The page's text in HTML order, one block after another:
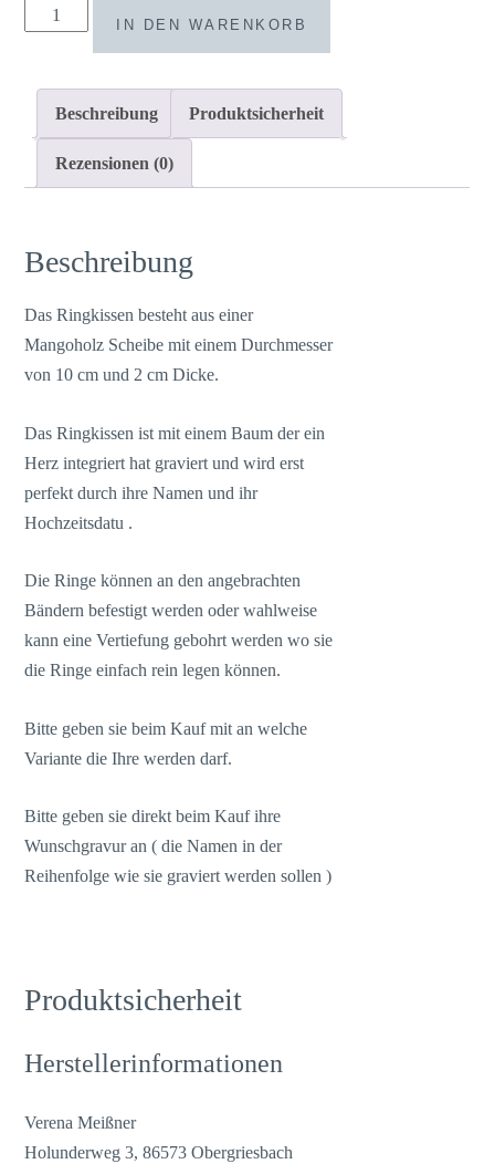
Ringkissen
Herz
Menge
IN DEN WARENKORB
Beschreibung Produktsicherheit
Rezensionen (0)
Beschreibung
Das Ringkissen besteht aus einer
Mangoholz Scheibe mit einem Durchmesser
von 10 cm und 2 cm Dicke.
Das Ringkissen ist mit einem Baum der ein
Herz integriert hat graviert und wird erst
perfekt durch ihre Namen und ihr
Hochzeitsdatu .
Die Ringe können an den angebrachten
Bändern befestigt werden oder wahlweise
kann eine Vertiefung gebohrt werden wo sie
die Ringe einfach rein legen können.
Bitte geben sie beim Kauf mit an welche
Variante die Ihre werden darf.
Bitte geben sie direkt beim Kauf ihre
Wunschgravur an ( die Namen in der
Reihenfolge wie sie graviert werden sollen )
Produktsicherheit
Herstellerinformationen
Verena Meißner
Holunderweg 3, 86573 Obergriesbach